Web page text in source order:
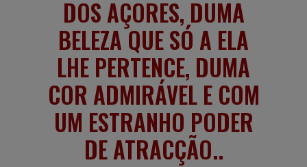
DOS AÇORES, DUMA
BELEZA QUE SÓ A ELA
LHE PERTENCE, DUMA
COR ADMIRÁVEL E COM
UM ESTRANHO PODER
DE ATRACÇÃO..